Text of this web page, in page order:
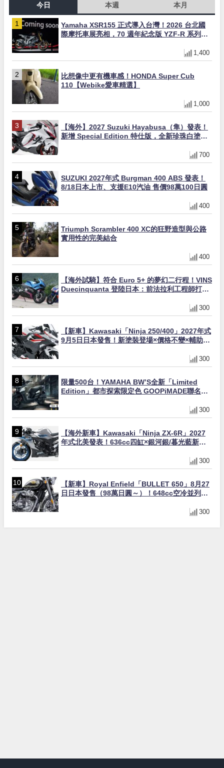
今日 本週 本月
Yamaha XSR155 正式導入台灣！2026 台北國
際摩托車展亮相，70 週年紀念版 YZF-R 系列限
1,400
比想像中更有機車感！HONDA Super Cub
110【Webike愛車精選】
1,000
【海外】2027 Suzuki Hayabusa（隼）發表！
新增 Special Edition 特仕版，全新珍珠白塗裝
700
SUZUKI 2027年式 Burgman 400 ABS 發表！
8/18日本上市、支援E10汽油 售價98萬100日圓
400
Triumph Scrambler 400 XC的狂野造型與公路
實用性的完美結合
400
【海外試騎】符合 Euro 5+ 的夢幻二行程！VINS
Duecinquanta 登陸日本：前法拉利工程師打
300
【新車】Kawasaki「Ninja 250/400」2027年式
9月5日日本發售！新塗裝登場×價格不變×輔助滑
300
限量500台！YAMAHA BW’S全新「Limited
Edition」都市探索限定色 GOOPiMADE聯名包
300
【海外新車】Kawasaki「Ninja ZX-6R」2027
年式北美發表！636cc四缸×銀河銀/暮光藍新色
300
【新車】Royal Enfield「BULLET 650」8月27
日日本發售（98萬日圓～）！648cc空冷並列雙
300